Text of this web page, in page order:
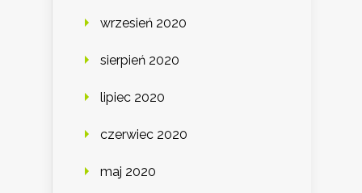
wrzesień 2020
sierpień 2020
lipiec 2020
czerwiec 2020
maj 2020